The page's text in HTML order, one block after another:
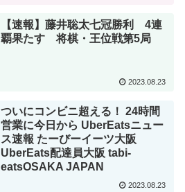
【速報】藤井聡太七冠勝利 4連
覇果たす 将棋・王位戦第5局
2023.08.23
ついにコンビニ超える！ 24時間
営業に今日から UberEatsニュー
ス速報 たーびーイーツ大阪
UberEats配達員大阪 tabi-
eatsOSAKA JAPAN
2023.08.23